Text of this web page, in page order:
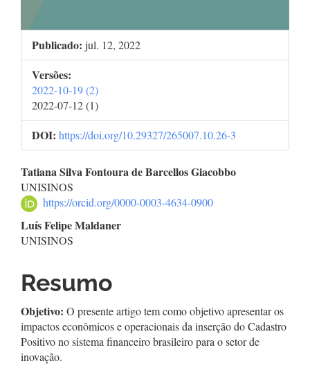
Publicado: jul. 12, 2022
Versões:
2022-10-19 (2)
2022-07-12 (1)
DOI: https://doi.org/10.29327/265007.10.26-3
Conteúdo
do
artigo
principal
Tatiana Silva Fontoura de Barcellos Giacobbo
UNISINOS
https://orcid.org/0000-0003-4634-0900
Luís Felipe Maldaner
UNISINOS
Resumo
Objetivo: O presente artigo tem como objetivo apresentar os
impactos econômicos e operacionais da inserção do Cadastro
Positivo no sistema financeiro brasileiro para o setor de
inovação.